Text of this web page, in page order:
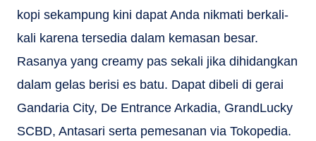
kopi sekampung kini dapat Anda nikmati berkali-
kali karena tersedia dalam kemasan besar.
Rasanya yang creamy pas sekali jika dihidangkan
dalam gelas berisi es batu. Dapat dibeli di gerai
Gandaria City, De Entrance Arkadia, GrandLucky
SCBD, Antasari serta pemesanan via Tokopedia.